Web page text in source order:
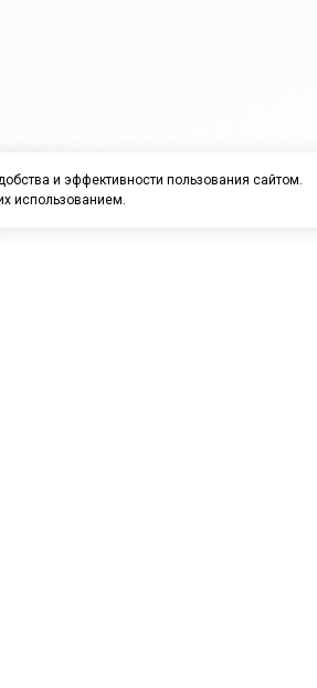
и эффективности пользования сайтом.
использованием.